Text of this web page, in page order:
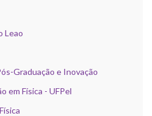
Leao
Graduação e Inovação
em Física - UFPel